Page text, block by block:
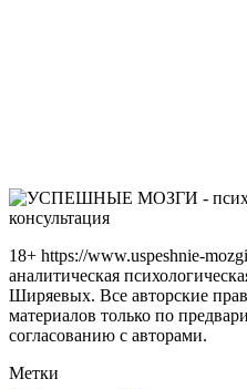
18+ https://www.uspeshnie-
аналитическая
Ширяевых. Все авторские
материалов только по
согласованию с авторами.
Метки